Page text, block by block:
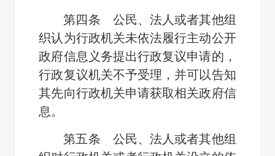
第四条 公民、法人或者其他组
织认为行政机关未依法履行主动公开
政府信息义务提出行政复议申请的，
行政复议机关不予受理，并可以告知
其先向行政机关申请获取相关政府信
息。
第五条 公民、法人或者其他组